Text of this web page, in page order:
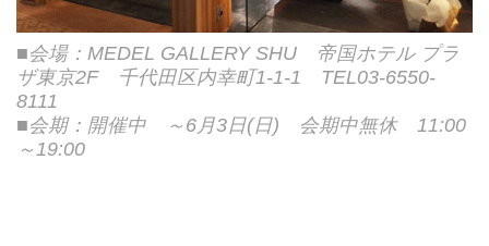
■会場：MEDEL GALLERY SHU 帝国ホテル プラ
ザ東京2F 千代田区内幸町1-1-1 TEL03-6550-
8111
■会期：開催中 ～6月3日(日) 会期中無休 11:00
～19:00